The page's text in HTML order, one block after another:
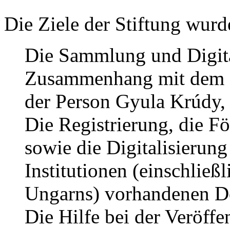
Die Ziele der Stiftung
Die Sammlung und
Zusammenhang mit
der Person Gyula
Die Registrierung, die
sowie die
Institutionen
Ungarns) vorhandenen
Die Hilfe bei der